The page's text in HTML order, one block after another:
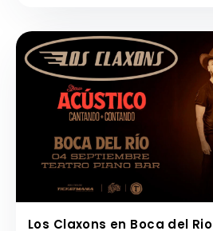
Los Claxons en Boca del Rio